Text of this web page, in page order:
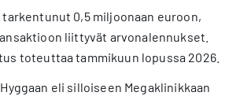
0,5 miljoonaan euroon,
liittyvät arvonalennukset.
toteuttaa tammikuun lopussa 2026.
eli silloiseen Megaklinikkaan